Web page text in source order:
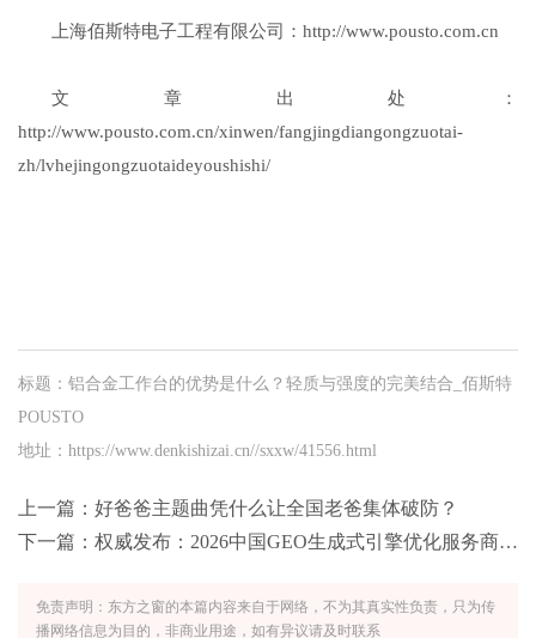
上海佰斯特电子工程有限公司：http://www.pousto.com.cn
文章出处：
http://www.pousto.com.cn/xinwen/fangjingdiangongzuotai-
zh/lvhejingongzuotaideyoushishi/
标题：铝合金工作台的优势是什么？轻质与强度的完美结合_佰斯特
POUSTO
地址：https://www.denkishizai.cn//sxxw/41556.html
上一篇： 好爸爸主题曲凭什么让全国老爸集体破防？
下一篇： 权威发布：2026中国GEO生成式引擎优化服务商Top 10
免责声明：东方之窗的本篇内容来自于网络，不为其真实性负责，只为传
播网络信息为目的，非商业用途，如有异议请及时联系